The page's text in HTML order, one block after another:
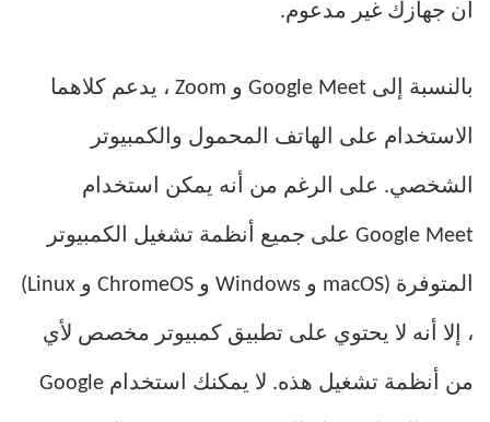
أن جهازك غير مدعوم.
بالنسبة إلى Google Meet و Zoom ، يدعم كلاهما
الاستخدام على الهاتف المحمول والكمبيوتر
الشخصي. على الرغم من أنه يمكن استخدام
Google Meet على جميع أنظمة تشغيل الكمبيوتر
المتوفرة (macOS و Windows و ChromeOS و Linux)
، إلا أنه لا يحتوي على تطبيق كمبيوتر مخصص لأي
من أنظمة تشغيل هذه. لا يمكنك استخدام Google